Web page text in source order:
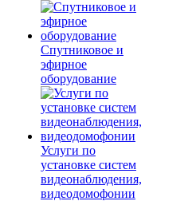
Спутниковое и
эфирное
оборудование
Услуги по
установке систем
видеонаблюдения,
видеодомофонии